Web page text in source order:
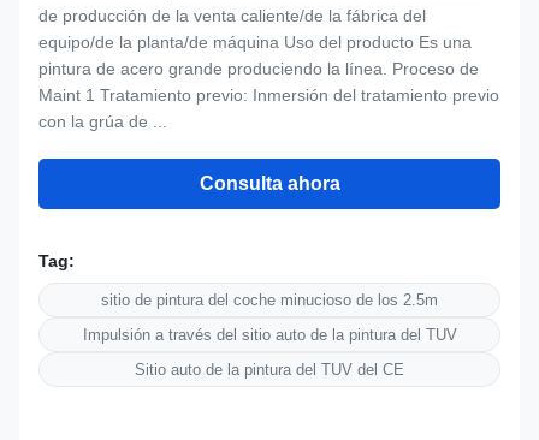
de producción de la venta caliente/de la fábrica del
equipo/de la planta/de máquina Uso del producto Es una
pintura de acero grande produciendo la línea. Proceso de
Maint 1 Tratamiento previo: Inmersión del tratamiento previo
con la grúa de ...
Consulta ahora
Tag:
sitio de pintura del coche minucioso de los 2.5m
Impulsión a través del sitio auto de la pintura del TUV
Sitio auto de la pintura del TUV del CE